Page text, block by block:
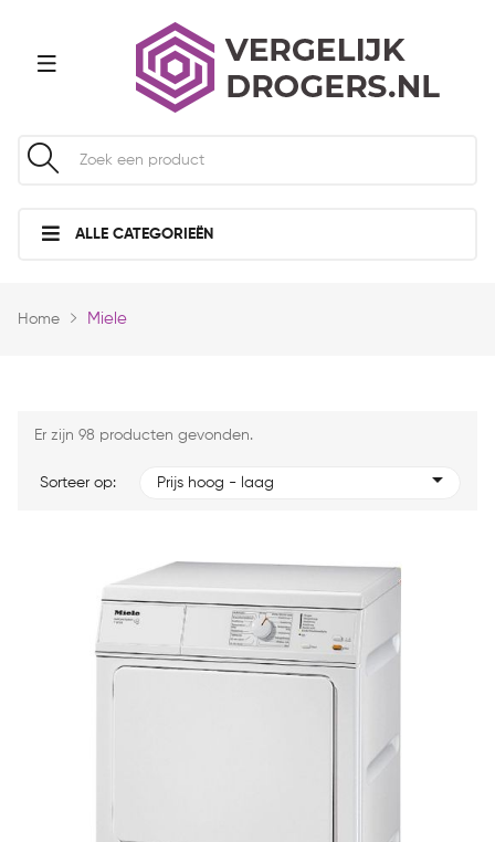
ALLE CATEGORIEËN
Home Miele
Er zijn 98 producten gevonden.
Sorteer op: Prijs hoog - laag